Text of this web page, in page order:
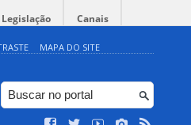
Legislação Canais
MAPA DO SITE